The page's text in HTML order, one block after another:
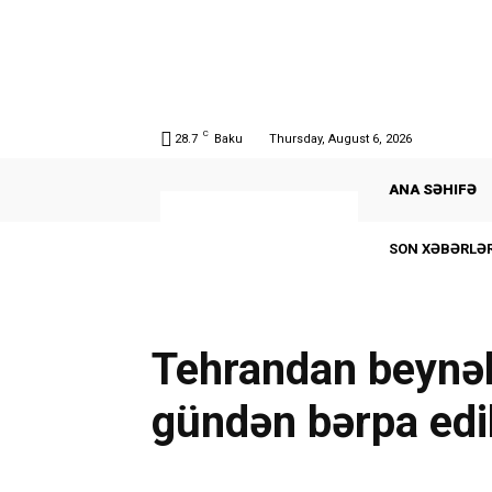
28.7 C Baku Thursday, August 6, 2026
ANA SƏHIFƏ
SON
Tehrandan
gündən bərpa